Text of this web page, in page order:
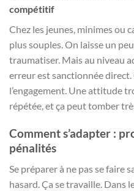
compétitif
Chez les jeunes, minimes ou
plus souples. On laisse un
traumatiser. Mais au niveau
erreur est sanctionnée direct.
l’engagement. Une attitude
répétée, et ça peut tomber
Comment s’adapter :
pénalités
Se préparer à ne pas se faire
hasard. Ça se travaille. Dans